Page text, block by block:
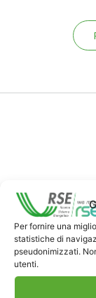
Per fornire una
statistiche di
pseudonimizzati.
utenti.